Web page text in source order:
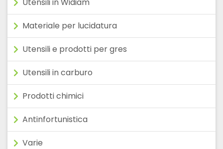
Materiale per lucidatura
Utensili e prodotti per gres
Utensili in carburo
Prodotti chimici
Antinfortunistica
Varie